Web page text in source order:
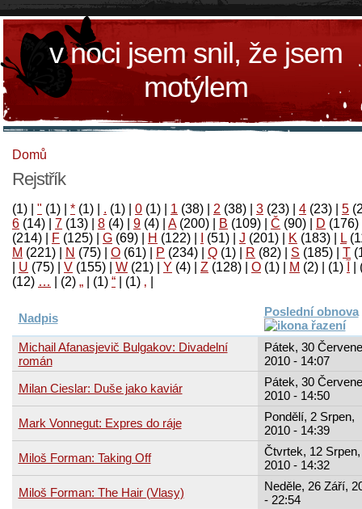
v noci jsem snil, že jsem
motýlem
Domů
Rejstřík
(1) " (1) * (1) . (1) 0 (1) 1 (38) 2 (38) 3 (23) 4 (23) 5
6 (14) 7 (13) 8 (4) 9 (4) A(200) B (109) Č (90) D (176)
(214)
F (125) G (69) H (122) (51) J (201) K (183) L
M (221) N (75) O (61) P (234) Q (1) R (82) S (185) T
U (75) V (155) W (21) Y (4) Z (128) Ο (1) М (2)
(1)
‚
(1)
“
(1)
„
(2)
…
(12)
Nadpis Poslední obnova
Michail Afanasjevič Bulgakov: Divadelní
román
Pátek, 30
2010 - 14:07
Milan Cieslar: Duše jako kaviár
Pátek, 30
2010 - 14:50
Mark Vonnegut: Expres do ráje
Pondělí, 2 Srpen,
2010 - 14:39
Miloš Forman: Taking Off
Čtvrtek, 12 Srpen,
2010 - 14:32
Miloš Forman: The Hair (Vlasy)
Neděle, 26 Září,
- 22:54